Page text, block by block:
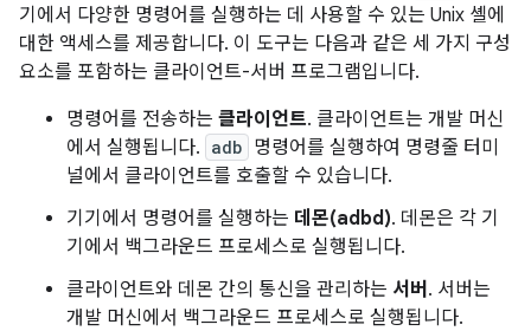
기에서 다양한 명령어를 실행하는 데 사용할 수 있는 Unix 셸에
대한 액세스를 제공합니다. 이 도구는 다음과 같은 세 가지 구성
요소를 포함하는 클라이언트-서버 프로그램입니다.
명령어를 전송하는 클라이언트. 클라이언트는 개발 머신
에서 실행됩니다. adb 명령어를 실행하여 명령줄 터미
널에서 클라이언트를 호출할 수 있습니다.
기기에서 명령어를 실행하는 데몬(adbd). 데몬은 각 기
기에서 백그라운드 프로세스로 실행됩니다.
클라이언트와 데몬 간의 통신을 관리하는 서버 . 서버는
개발 머신에서 백그라운드 프로세스로 실행됩니다.